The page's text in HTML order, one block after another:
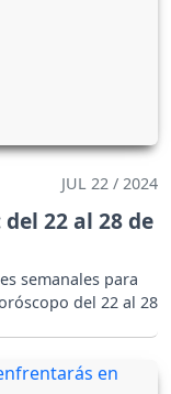
JUL 22 / 2024
22 al 28 de
semanales para
del 22 al 28